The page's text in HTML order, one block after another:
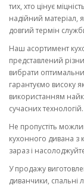
тих, хто цінує
надійний матеріал,
довгий термін
Наш асортимент
представлений
вибрати
гарантуємо високу
використанням
сучасних технологій.
Не пропустіть
кухонного дивана
зараз і
У продажу
диванчики, спальні